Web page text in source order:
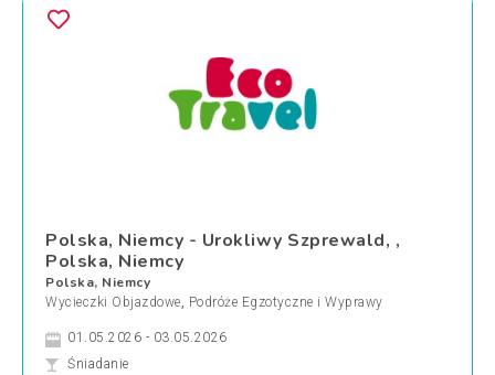
Polska, Niemcy - Urokliwy Szprewald, ,
Polska, Niemcy
Polska, Niemcy
Wycieczki Objazdowe, Podróże Egzotyczne i Wyprawy
01.05.2026 - 03.05.2026
Śniadanie